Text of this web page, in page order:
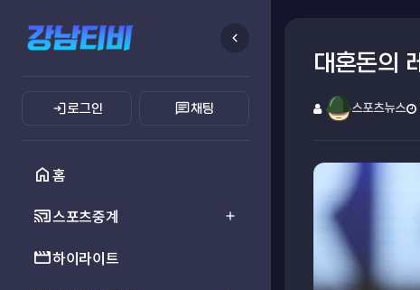
chevron_left
login로그인 chat채팅
home홈
cast_connected스포츠중계 add
movie하이라이트
대혼돈의
스포츠뉴스